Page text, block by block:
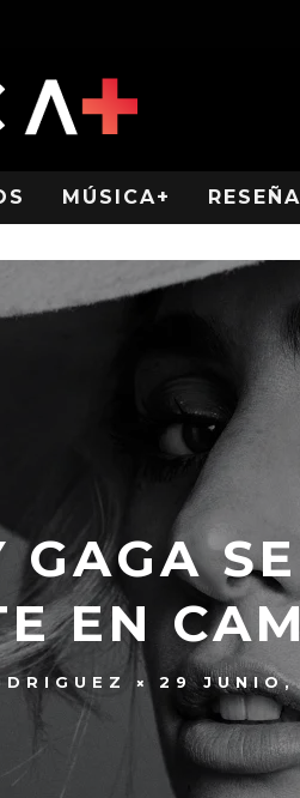
MÚSICA+
GAGA
EN
29 JUNIO,